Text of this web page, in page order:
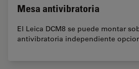
Mesa antivibratoria
El Leica DCM8 se puede montar
antivibratoria independiente